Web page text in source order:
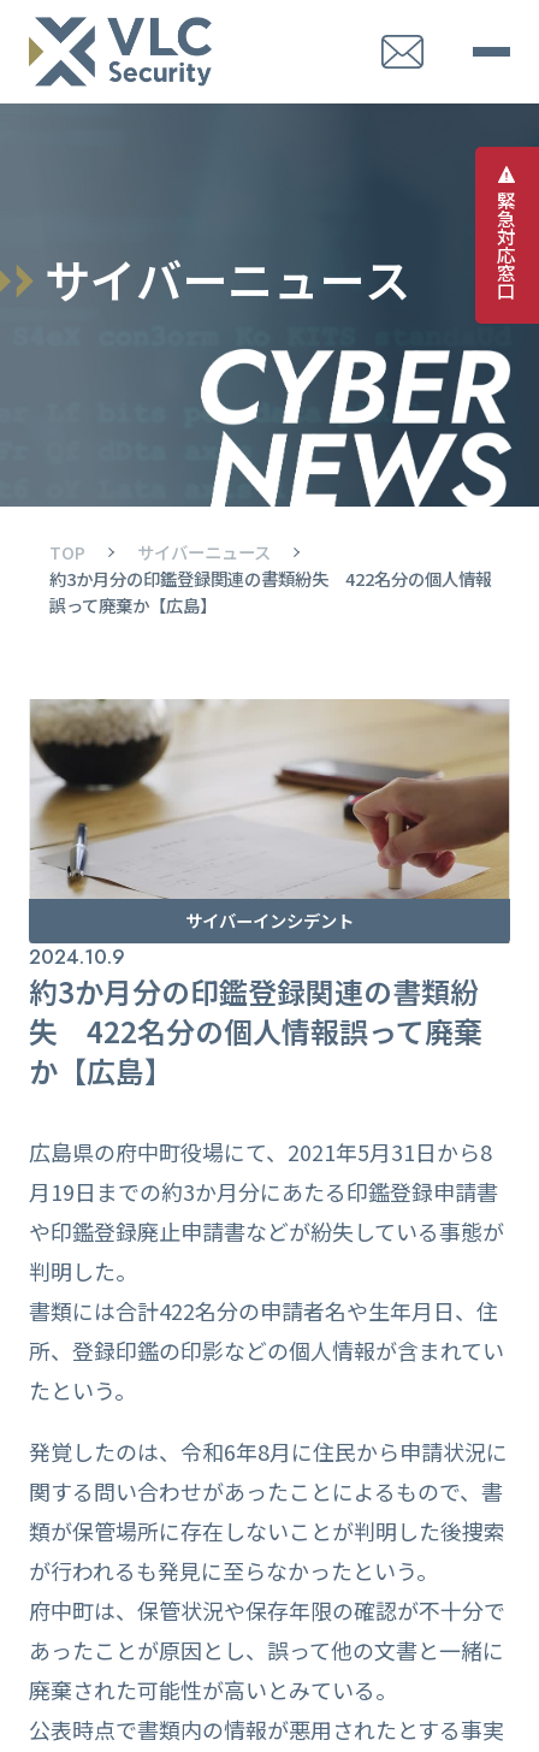
緊
急
対
応
窓
口
サイバーニュース
TOP
サイバーニュース
約3か月分の印鑑登録関連の書類紛失 422名分の個人情報
誤って廃棄か【広島】
サイバーインシデント
2024.10.9
約3か月分の印鑑登録関連の書類紛
失 422名分の個人情報誤って廃棄
か【広島】
広島県の府中町役場にて、2021年5月31日から8
月19日までの約3か月分にあたる印鑑登録申請書
や印鑑登録廃止申請書などが紛失している事態が
判明した。
書類には合計422名分の申請者名や生年月日、住
所、登録印鑑の印影などの個人情報が含まれてい
たという。
発覚したのは、令和6年8月に住民から申請状況に
関する問い合わせがあったことによるもので、書
類が保管場所に存在しないことが判明した後捜索
が行われるも発見に至らなかったという。
府中町は、保管状況や保存年限の確認が不十分で
あったことが原因とし、誤って他の文書と一緒に
廃棄された可能性が高いとみている。
公表時点で書類内の情報が悪用されたとする事実